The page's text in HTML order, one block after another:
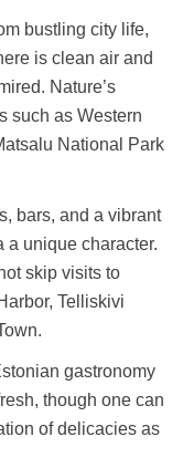
bustling city life,
is clean air and
Nature’s
such as Western
National Park
bars, and a vibrant
a unique character.
skip visits to
Telliskivi
gastronomy
though one can
of delicacies as